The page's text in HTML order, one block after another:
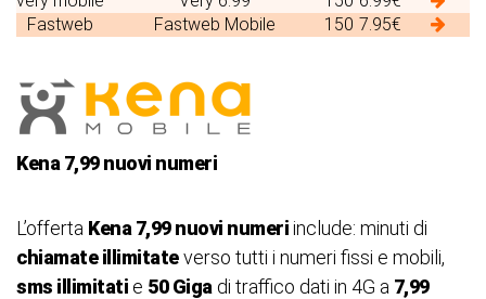
Fastweb
Fastweb Mobile 150 7.95€
Kena 7,99 nuovi numeri
L’offerta Kena 7,99 nuovi numeriinclude: minuti di
chiamate illimitateverso tutti i numeri fissi e mobili,
sms illimitati e 50 Giga di traffico dati in 4G a 7,99